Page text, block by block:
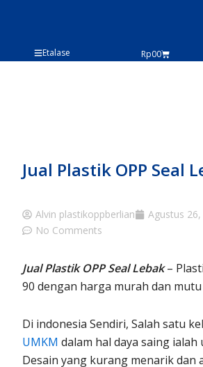
Etalase Rp00
Cart
Jual Plastik OPP Seal
Alvin plastikoppberlian Agustus
No Comments
Jual Plastik OPP Seal Lebak–
90 dengan harga murah dan
Di indonesia Sendiri, Salah satu
UMKM dalam hal daya saing ialah
Desain yang kurang menarik dan